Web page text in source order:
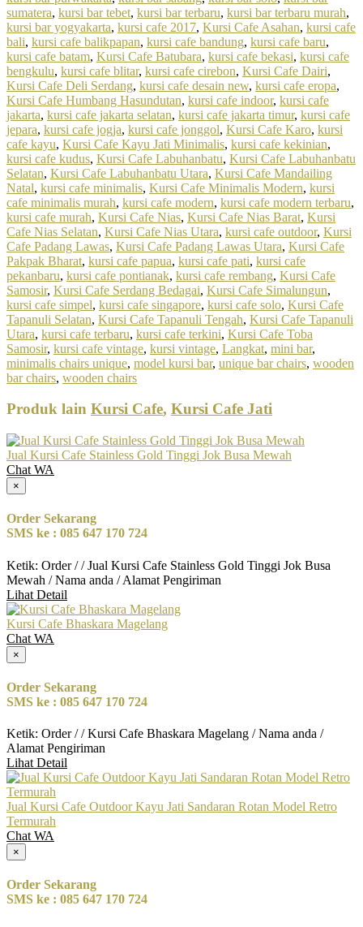
sumatera, kursi bar tebet, kursi bar terbaru, kursi bar terbaru murah,
kursi bar yogyakarta, kursi cafe 2017, Kursi Cafe Asahan, kursi cafe
bali, kursi cafe balikpapan, kursi cafe bandung, kursi cafe baru,
kursi cafe batam, Kursi Cafe Batubara, kursi cafe bekasi, kursi cafe
bengkulu, kursi cafe blitar, kursi cafe cirebon, Kursi Cafe Dairi,
Kursi Cafe Deli Serdang, kursi cafe desain new, kursi cafe eropa,
Kursi Cafe Humbang Hasundutan, kursi cafe indoor, kursi cafe
jakarta, kursi cafe jakarta selatan, kursi cafe jakarta timur, kursi cafe
jepara, kursi cafe jogja, kursi cafe jonggol, Kursi Cafe Karo, kursi
cafe kayu, Kursi Cafe Kayu Jati Minimalis, kursi cafe kekinian,
kursi cafe kudus, Kursi Cafe Labuhanbatu, Kursi Cafe Labuhanbatu
Selatan, Kursi Cafe Labuhanbatu Utara, Kursi Cafe Mandailing
Natal, kursi cafe minimalis, Kursi Cafe Minimalis Modern, kursi
cafe minimalis murah, kursi cafe modern, kursi cafe modern terbaru,
kursi cafe murah, Kursi Cafe Nias, Kursi Cafe Nias Barat, Kursi
Cafe Nias Selatan, Kursi Cafe Nias Utara, kursi cafe outdoor, Kursi
Cafe Padang Lawas, Kursi Cafe Padang Lawas Utara, Kursi Cafe
Pakpak Bharat, kursi cafe papua, kursi cafe pati, kursi cafe
pekanbaru, kursi cafe pontianak, kursi cafe rembang, Kursi Cafe
Samosir, Kursi Cafe Serdang Bedagai, Kursi Cafe Simalungun,
kursi cafe simpel, kursi cafe singapore, kursi cafe solo, Kursi Cafe
Tapanuli Selatan, Kursi Cafe Tapanuli Tengah, Kursi Cafe Tapanuli
Utara, kursi cafe terbaru, kursi cafe terkini, Kursi Cafe Toba
Samosir, kursi cafe vintage, kursi vintage, Langkat, mini bar,
minimalis chairs unique, model kursi bar, unique bar chairs, wooden
bar chairs, wooden chairs
Produk lain Kursi Cafe, Kursi Cafe Jati
Jual Kursi Cafe Stainless Gold Tinggi Jok Busa Mewah
Chat WA
×
Order Sekarang
SMS ke : 085 647 170 724
Ketik: Order / / Jual Kursi Cafe Stainless Gold Tinggi Jok Busa
Mewah / Nama anda / Alamat Pengiriman
Lihat Detail
Kursi Cafe Bhaskara Magelang
Chat WA
×
Order Sekarang
SMS ke : 085 647 170 724
Ketik: Order / / Kursi Cafe Bhaskara Magelang / Nama anda /
Alamat Pengiriman
Lihat Detail
Jual Kursi Cafe Outdoor Kayu Jati Sandaran Rotan Model Retro
Termurah
Chat WA
×
Order Sekarang
SMS ke : 085 647 170 724